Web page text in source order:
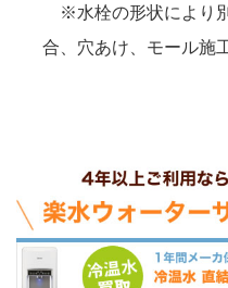
※水栓の形状により
合、穴あけ、モール施